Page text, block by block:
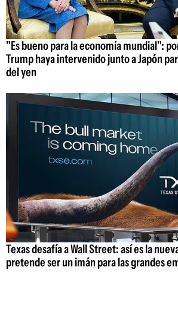
"Es bueno para la economía mundial":
Trump haya intervenido junto a Japón
del yen
Texas desafía a Wall Street: así es la
pretende ser un imán para las grandes